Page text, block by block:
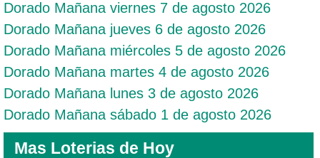
Dorado Mañana viernes 7 de agosto 2026
Dorado Mañana jueves 6 de agosto 2026
Dorado Mañana miércoles 5 de agosto 2026
Dorado Mañana martes 4 de agosto 2026
Dorado Mañana lunes 3 de agosto 2026
Dorado Mañana sábado 1 de agosto 2026
Mas Loterias de Hoy